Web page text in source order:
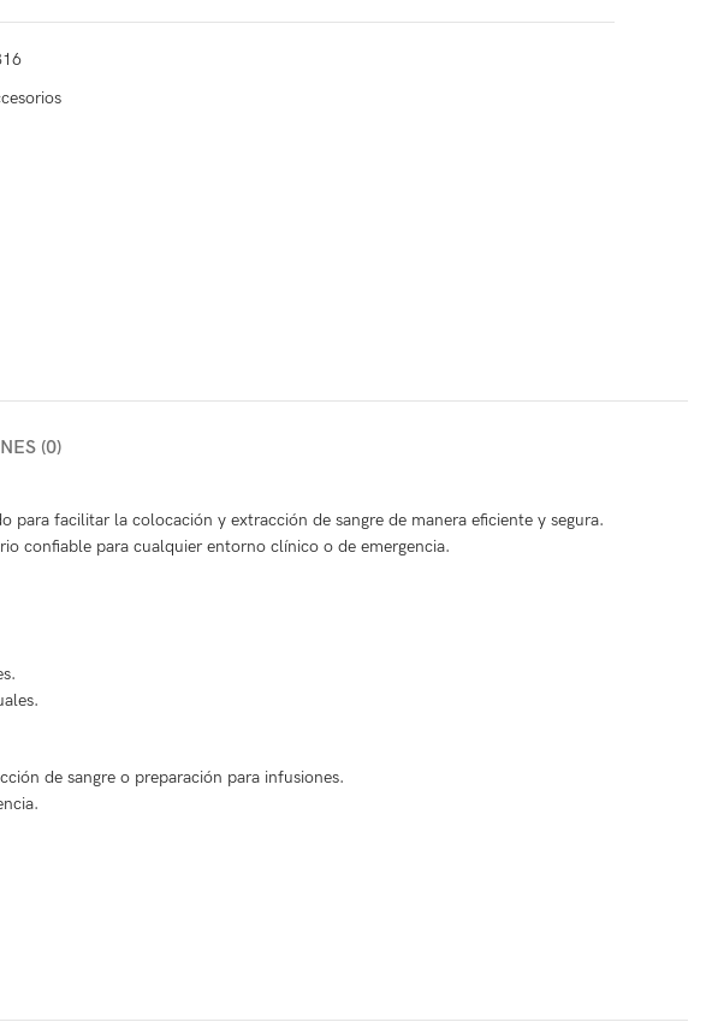
(0)
para facilitar la colocación y extracción de sangre de manera eficiente y segura.
confiable para cualquier entorno clínico o de emergencia.
de sangre o preparación para infusiones.